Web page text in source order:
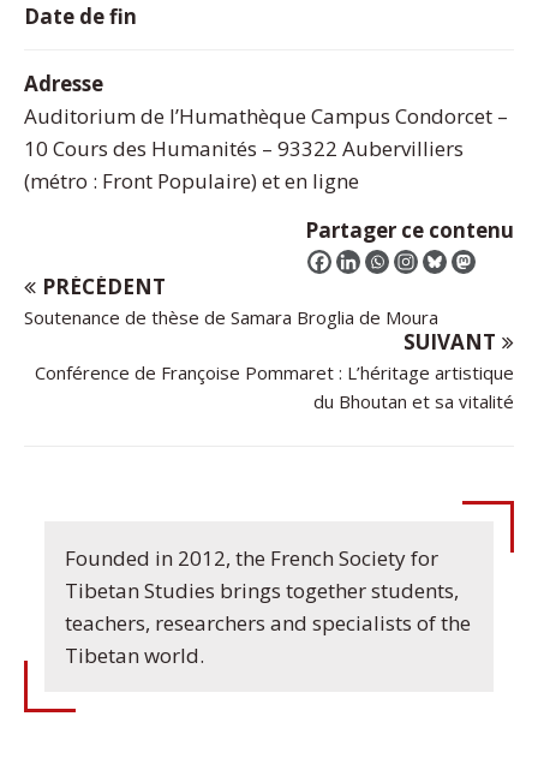
Date de fin
Adresse
Auditorium de l’Humathèque Campus Condorcet –
10 Cours des Humanités – 93322 Aubervilliers
(métro : Front Populaire) et en ligne
Partager ce contenu
PRÉCÉDENT
Soutenance de thèse de Samara Broglia de Moura
SUIVANT
Conférence de Françoise Pommaret : L’héritage artistique
du Bhoutan et sa vitalité
Founded in 2012, the French Society for
Tibetan Studies brings together students,
teachers, researchers and specialists of the
Tibetan world.